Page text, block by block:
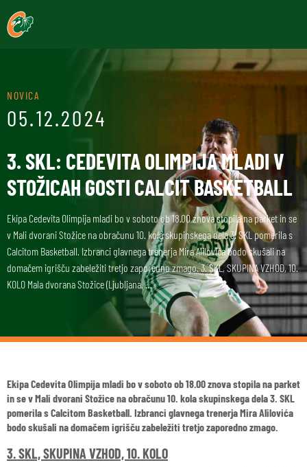
NOVICA
05.12.2024
3. SKL: CEDEVITA OLIMPIJA MLADI V
STOŽICAH GOSTI CALCIT BASKETBALL
Ekipa Cedevita Olimpija mladi bo v soboto ob 18.00 znova stopila na parket in se
v Mali dvorani Stožice na obračunu 10. kola skupinskega dela 3. SKL pomerila s
Calcitom Basketball. Izbranci glavnega trenerja Mira Alilovića bodo skušali na
domačem igrišču zabeležiti tretjo zaporedno zmago. 3. SKL, SKUPINA VZHOD, 10.
KOLO Mala dvorana Stožice (Ljubljana, …
Ekipa Cedevita Olimpija mladi bo v soboto ob 18.00 znova stopila na parket
in se v Mali dvorani Stožice na obračunu 10. kola skupinskega dela 3. SKL
pomerila s Calcitom Basketball. Izbranci glavnega trenerja Mira Alilovića
bodo skušali na domačem igrišču zabeležiti tretjo zaporedno zmago.
3. SKL, SKUPINA VZHOD, 10. KOLO